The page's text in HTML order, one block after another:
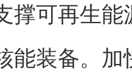
撑可再生
装备。加